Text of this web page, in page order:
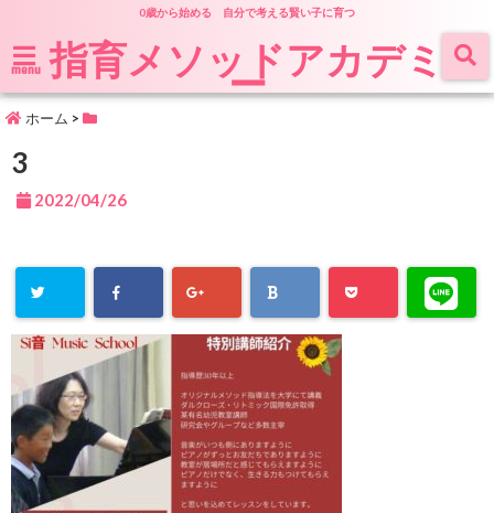
0歳から始める 自分で考える賢い子に育つ
menu 指育メソッドアカデミ
ー
ホーム >
3
2022/04/26